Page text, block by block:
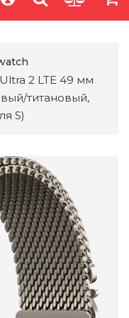
2 LTE 49 мм
титановый,
S)